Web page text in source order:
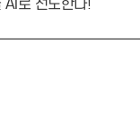
AI로 선도한다!